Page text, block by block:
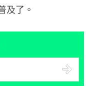
及了。